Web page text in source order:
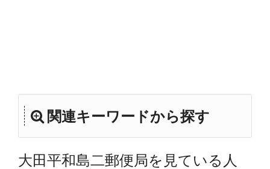
関連キーワードから探す
大田平和島二郵便局を見ている人